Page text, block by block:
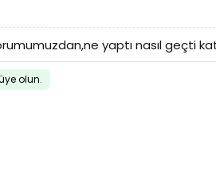
yaptı nasıl geçti
olun.